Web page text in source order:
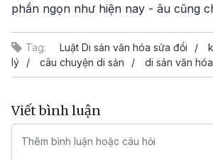
phần ngọn như hiện nay - âu cũng
Tag: Luật Di sản văn hóa sửa đổi
lý
câu chuyện di sản di sản văn hóa
Viết bình luận